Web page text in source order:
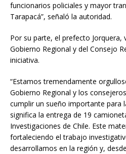
funcionarios policiales y mayor
Tarapacá”, señaló la autoridad.
Por su parte, el prefecto Jorquera,
Gobierno Regional y del Consejo
iniciativa.
“Estamos tremendamente
Gobierno Regional y los
cumplir un sueño importante para
significa la entrega de 19
Investigaciones de Chile. Este
fortaleciendo el trabajo
desarrollamos en la región y,